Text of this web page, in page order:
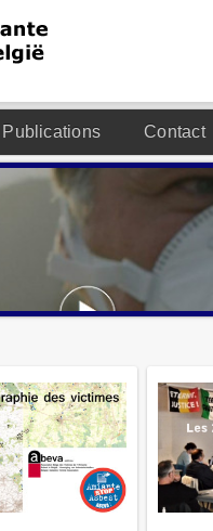
Publications Contact